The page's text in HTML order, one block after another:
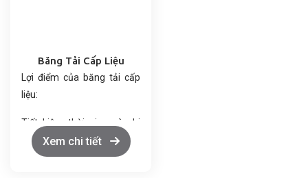
tuổi thọ cao.
Tiết kiệm năng lượng: Thiết
kế tối ưu giúp giảm chi phí
vận hành.
Băng Tải Cấp Liệu
Lợi điểm của băng tải cấp
liệu:
Tiết kiệm thời gian và chi
phí lao động.
Vận chuyển linh hoạt nhiều
Xem chi tiết